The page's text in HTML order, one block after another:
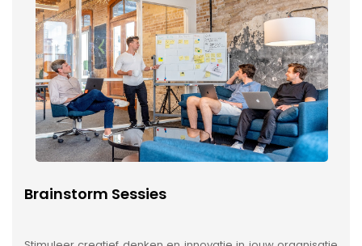
Brainstorm Sessies